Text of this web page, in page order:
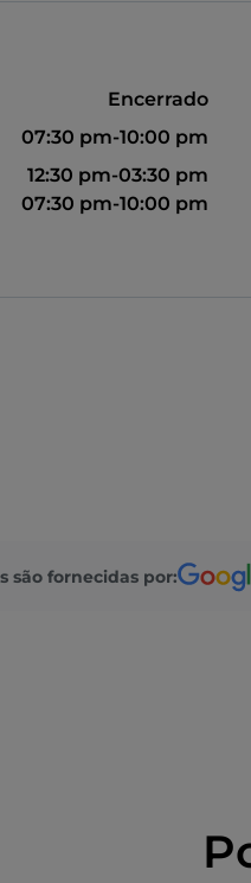
Encerrado
07:30 pm-10:00 pm
12:30 pm-03:30 pm
07:30 pm-10:00 pm
são fornecidas por: